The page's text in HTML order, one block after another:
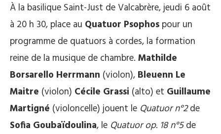
À la basilique Saint-Just de Valcabrère, jeudi 6 août
à 20 h 30, place au Quatuor Psophos pour un
programme de quatuors à cordes, la formation
reine de la musique de chambre. Mathilde
Borsarello Herrmann (violon), Bleuenn Le
Maitre (violon) Cécile Grassi (alto) et Guillaume
Martigné (violoncelle) jouent le Quatuor n°2de
Sofia Goubaïdoulina, le Quatuor op. 18 n°5de